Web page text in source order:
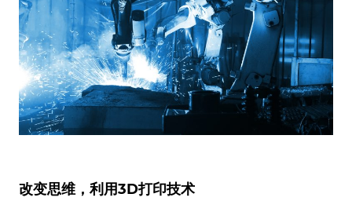
改变思维，利用3D打印技术